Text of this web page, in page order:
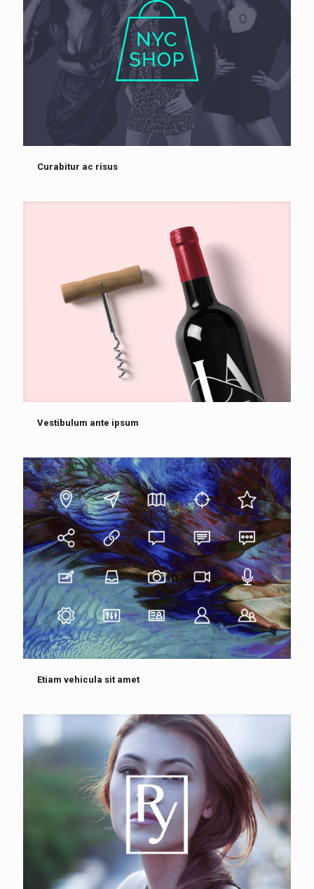
Curabitur ac risus
Vestibulum ante ipsum
Etiam vehicula sit amet